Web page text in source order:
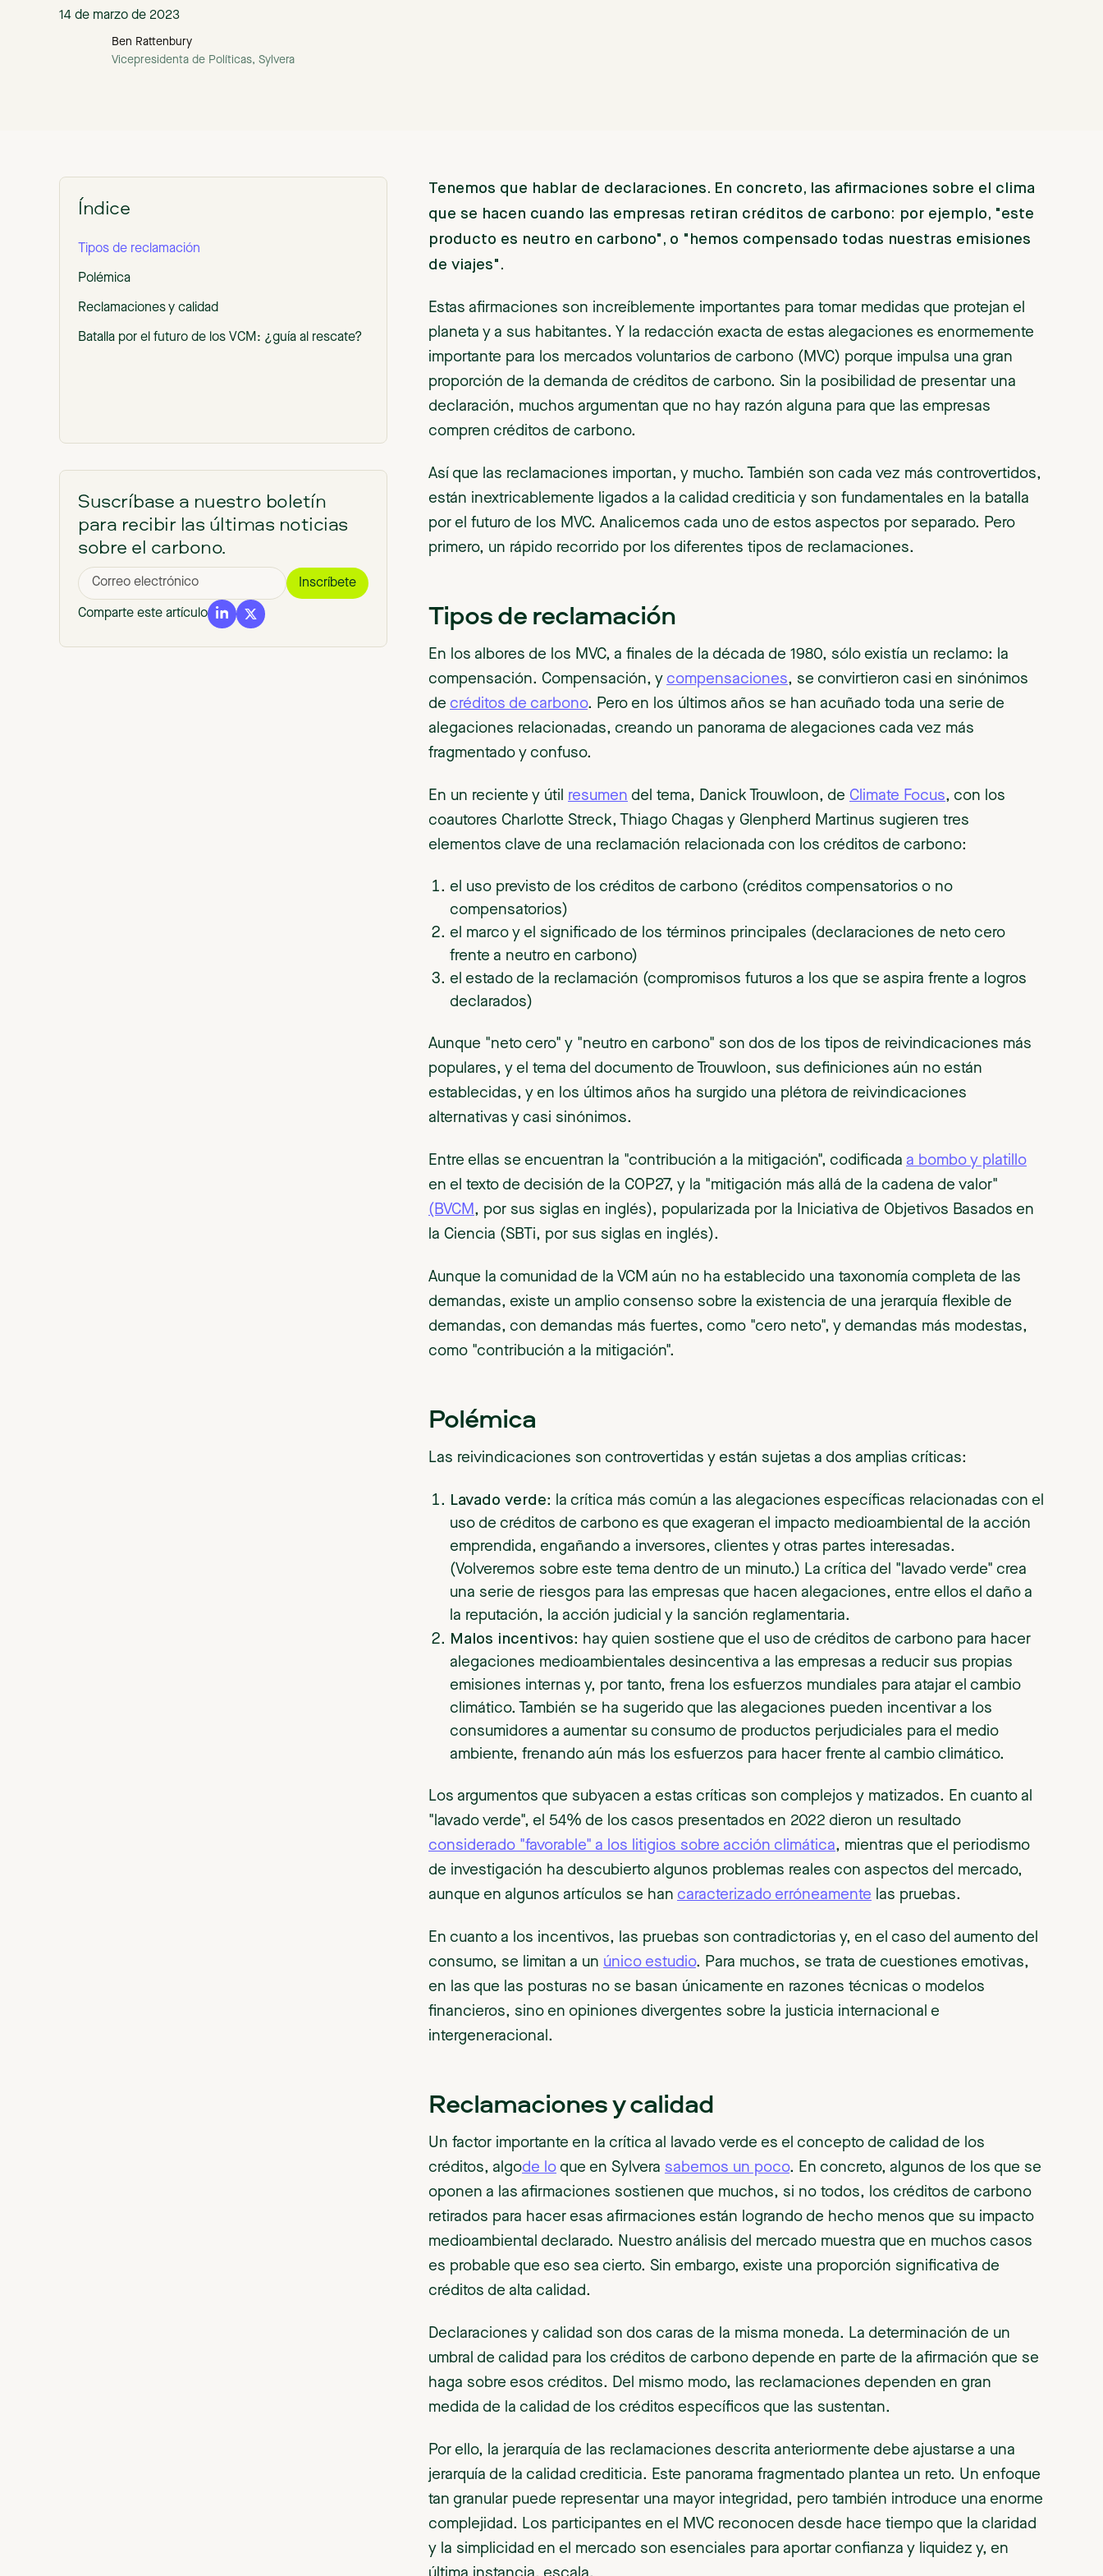
14 de marzo de 2023
Ben Rattenbury
Vicepresidenta de Políticas, Sylvera
Índice
Tipos de reclamación
Polémica
Reclamaciones y calidad
Batalla por el futuro de los VCM: ¿guía al rescate?
Suscríbase a nuestro boletín
para recibir las últimas noticias
sobre el carbono.
Comparte este artículo
Tenemos que hablar de declaraciones. En concreto, las afirmaciones sobre el clima
que se hacen cuando las empresas retiran créditos de carbono: por ejemplo, "este
producto es neutro en carbono", o "hemos compensado todas nuestras emisiones
de viajes".
Estas afirmaciones son increíblemente importantes para tomar medidas que protejan el
planeta y a sus habitantes. Y la redacción exacta de estas alegaciones es enormemente
importante para los mercados voluntarios de carbono (MVC) porque impulsa una gran
proporción de la demanda de créditos de carbono. Sin la posibilidad de presentar una
declaración, muchos argumentan que no hay razón alguna para que las empresas
compren créditos de carbono.
Así que las reclamaciones importan, y mucho. También son cada vez más controvertidos,
están inextricablemente ligados a la calidad crediticia y son fundamentales en la batalla
por el futuro de los MVC. Analicemos cada uno de estos aspectos por separado. Pero
primero, un rápido recorrido por los diferentes tipos de reclamaciones.
Tipos de reclamación
En los albores de los MVC, a finales de la década de 1980, sólo existía un reclamo: la
compensación. Compensación, y compensaciones, se convirtieron casi en sinónimos
de créditos de carbono. Pero en los últimos años se han acuñado toda una serie de
alegaciones relacionadas, creando un panorama de alegaciones cada vez más
fragmentado y confuso.
En un reciente y útil resumen del tema, Danick Trouwloon, de Climate Focus, con los
coautores Charlotte Streck, Thiago Chagas y Glenpherd Martinus sugieren tres
elementos clave de una reclamación relacionada con los créditos de carbono:
el uso previsto de los créditos de carbono (créditos compensatorios o no
compensatorios)
el marco y el significado de los términos principales (declaraciones de neto cero
frente a neutro en carbono)
el estado de la reclamación (compromisos futuros a los que se aspira frente a logros
declarados)
Aunque "neto cero" y "neutro en carbono" son dos de los tipos de reivindicaciones más
populares, y el tema del documento de Trouwloon, sus definiciones aún no están
establecidas, y en los últimos años ha surgido una plétora de reivindicaciones
alternativas y casi sinónimos.
Entre ellas se encuentran la "contribución a la mitigación", codificada a bombo y platillo
en el texto de decisión de la COP27, y la "mitigación más allá de la cadena de valor"
(BVCM, por sus siglas en inglés), popularizada por la Iniciativa de Objetivos Basados en
la Ciencia (SBTi, por sus siglas en inglés).
Aunque la comunidad de la VCM aún no ha establecido una taxonomía completa de las
demandas, existe un amplio consenso sobre la existencia de una jerarquía flexible de
demandas, con demandas más fuertes, como "cero neto", y demandas más modestas,
como "contribución a la mitigación".
Polémica
Las reivindicaciones son controvertidas y están sujetas a dos amplias críticas:
Lavado verde: la crítica más común a las alegaciones específicas relacionadas con el
uso de créditos de carbono es que exageran el impacto medioambiental de la acción
emprendida, engañando a inversores, clientes y otras partes interesadas.
(Volveremos sobre este tema dentro de un minuto.) La crítica del "lavado verde" crea
una serie de riesgos para las empresas que hacen alegaciones, entre ellos el daño a
la reputación, la acción judicial y la sanción reglamentaria.
Malos incentivos: hay quien sostiene que el uso de créditos de carbono para hacer
alegaciones medioambientales desincentiva a las empresas a reducir sus propias
emisiones internas y, por tanto, frena los esfuerzos mundiales para atajar el cambio
climático. También se ha sugerido que las alegaciones pueden incentivar a los
consumidores a aumentar su consumo de productos perjudiciales para el medio
ambiente, frenando aún más los esfuerzos para hacer frente al cambio climático.
Los argumentos que subyacen a estas críticas son complejos y matizados. En cuanto al
"lavado verde", el 54% de los casos presentados en 2022 dieron un resultado
considerado "favorable" a los litigios sobre acción climática, mientras que el periodismo
de investigación ha descubierto algunos problemas reales con aspectos del mercado,
aunque en algunos artículos se han caracterizado erróneamente las pruebas.
En cuanto a los incentivos, las pruebas son contradictorias y, en el caso del aumento del
consumo, se limitan a un único estudio. Para muchos, se trata de cuestiones emotivas,
en las que las posturas no se basan únicamente en razones técnicas o modelos
financieros, sino en opiniones divergentes sobre la justicia internacional e
intergeneracional.
Reclamaciones y calidad
Un factor importante en la crítica al lavado verde es el concepto de calidad de los
créditos, algode lo que en Sylvera sabemos un poco. En concreto, algunos de los que se
oponen a las afirmaciones sostienen que muchos, si no todos, los créditos de carbono
retirados para hacer esas afirmaciones están logrando de hecho menos que su impacto
medioambiental declarado. Nuestro análisis del mercado muestra que en muchos casos
es probable que eso sea cierto. Sin embargo, existe una proporción significativa de
créditos de alta calidad.
Declaraciones y calidad son dos caras de la misma moneda. La determinación de un
umbral de calidad para los créditos de carbono depende en parte de la afirmación que se
haga sobre esos créditos. Del mismo modo, las reclamaciones dependen en gran
medida de la calidad de los créditos específicos que las sustentan.
Por ello, la jerarquía de las reclamaciones descrita anteriormente debe ajustarse a una
jerarquía de la calidad crediticia. Este panorama fragmentado plantea un reto. Un enfoque
tan granular puede representar una mayor integridad, pero también introduce una enorme
complejidad. Los participantes en el MVC reconocen desde hace tiempo que la claridad
y la simplicidad en el mercado son esenciales para aportar confianza y liquidez y, en